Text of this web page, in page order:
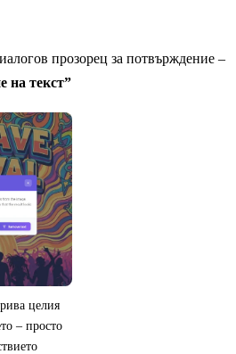
прозорец за потвърждение –
на текст”
целия
– просто